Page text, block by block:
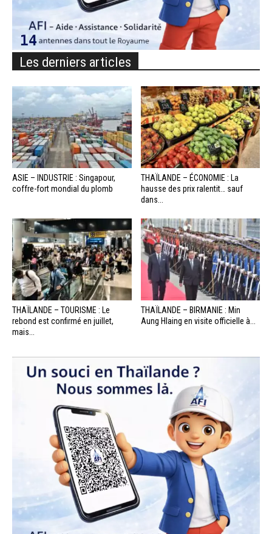
Les derniers articles
ASIE – INDUSTRIE : Singapour,
coffre-fort mondial du plomb
THAÏLANDE – ÉCONOMIE : La
hausse des prix ralentit… sauf
dans...
THAÏLANDE – TOURISME : Le
rebond est confirmé en juillet,
mais...
THAÏLANDE – BIRMANIE : Min
Aung Hlaing en visite officielle à...